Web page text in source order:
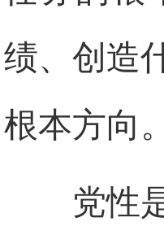
绩、创造
根本方向。
党性